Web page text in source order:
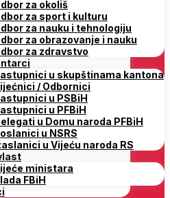
za okoliš
za sport i kulturu
za nauku i tehnologiju
za obrazovanje i nauku
za zdravstvo
u skupštinama kantona
/ Odbornici
u PSBiH
u PFBiH
u Domu naroda PFBiH
u NSRS
u Vijeću naroda RS
ministara
FBiH